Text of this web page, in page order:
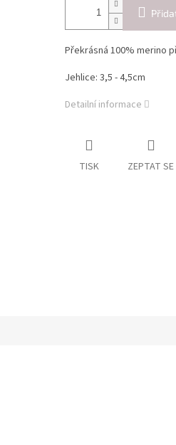
Překrásná 100% merino
Jehlice: 3,5 - 4,5cm
Detailní informace
TISK ZEPTAT SE